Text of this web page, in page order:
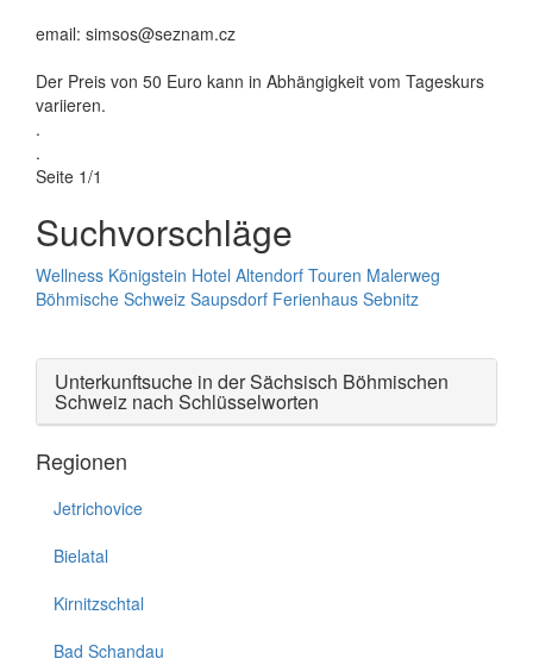
email: simsos@seznam.cz
Der Preis von 50 Euro kann in Abhängigkeit vom Tageskurs
variieren.
.
.
Seite 1/1
Suchvorschläge
Wellness Königstein Hotel Altendorf Touren Malerweg
Böhmische Schweiz Saupsdorf Ferienhaus Sebnitz
Unterkunftsuche in der Sächsisch Böhmischen
Schweiz nach Schlüsselworten
Regionen
Jetrichovice
Bielatal
Kirnitzschtal
Bad Schandau